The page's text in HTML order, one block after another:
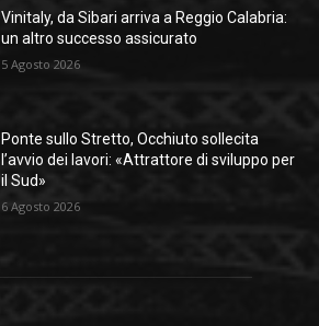
Vinitaly, da Sibari arriva a Reggio Calabria:
un altro successo assicurato
5 Agosto 2026
Ponte sullo Stretto, Occhiuto sollecita
l’avvio dei lavori: «Attrattore di sviluppo per
il Sud»
6 Agosto 2026